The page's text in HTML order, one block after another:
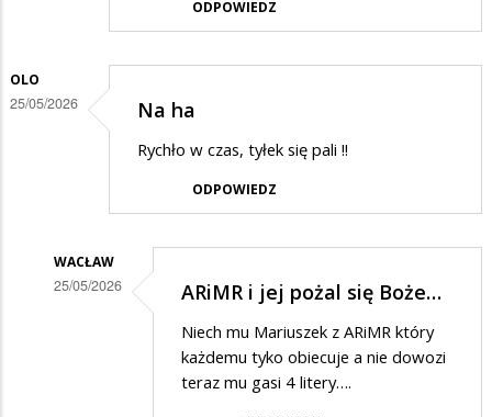
ODPOWIEDZ
OLO
25/05/2026 Na ha
Rychło w czas, tyłek się pali !!
ODPOWIEDZ
WACŁAW
25/05/2026 ARiMR i jej pożal się Boże…
Niech mu Mariuszek z ARiMR który
każdemu tyko obiecuje a nie dowozi
teraz mu gasi 4 litery….